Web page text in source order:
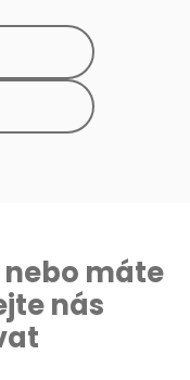
máte
nás